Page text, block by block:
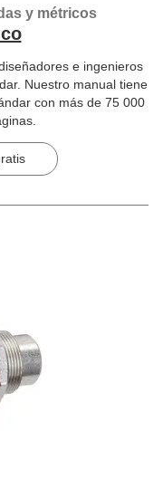
y métricos
e ingenieros
Nuestro manual tiene
con más de 75 000